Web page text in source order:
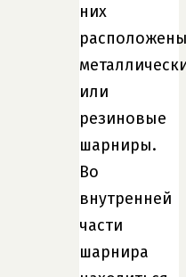
них
или
резиновые
шарниры.
Во
внутренней
части
шарнира